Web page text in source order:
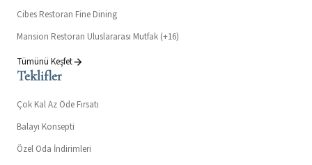
Cibes Restoran Fine Dining
Mansion Restoran Uluslararası Mutfak (+16)
Tümünü Keşfet
Teklifler
Çok Kal Az Öde Fırsatı
Balayı Konsepti
Özel Oda İndirimleri